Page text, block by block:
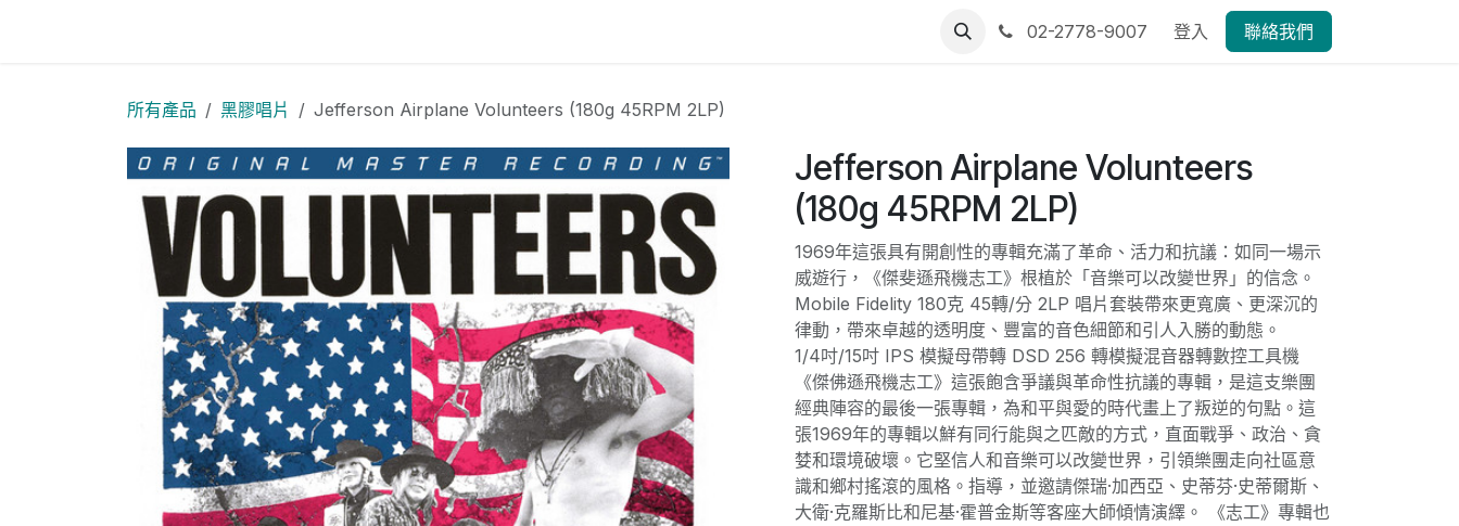
02-2778-9007 登入 聯絡我們
所有產品 黑膠唱片 Jefferson Airplane Volunteers (180g 45RPM 2LP)
Jefferson Airplane Volunteers
(180g 45RPM 2LP)
1969年這張具有開創性的專輯充滿了革命、活力和抗議：如同一場示
威遊行，《傑斐遜飛機志工》根植於「音樂可以改變世界」的信念。
Mobile Fidelity 180克 45轉/分 2LP 唱片套裝帶來更寬廣、更深沉的
律動，帶來卓越的透明度、豐富的音色細節和引人入勝的動態。
1/4吋/15吋 IPS 模擬母帶轉 DSD 256 轉模擬混音器轉數控工具機
《傑佛遜飛機志工》這張飽含爭議與革命性抗議的專輯，是這支樂團
經典陣容的最後一張專輯，為和平與愛的時代畫上了叛逆的句點。這
張1969年的專輯以鮮有同行能與之匹敵的方式，直面戰爭、政治、貪
婪和環境破壞。它堅信人和音樂可以改變世界，引領樂團走向社區意
識和鄉村搖滾的風格。指導，並邀請傑瑞·加西亞、史蒂芬·史蒂爾斯、
大衛·克羅斯比和尼基·霍普金斯等客座大師傾情演繹。 《志工》專輯也